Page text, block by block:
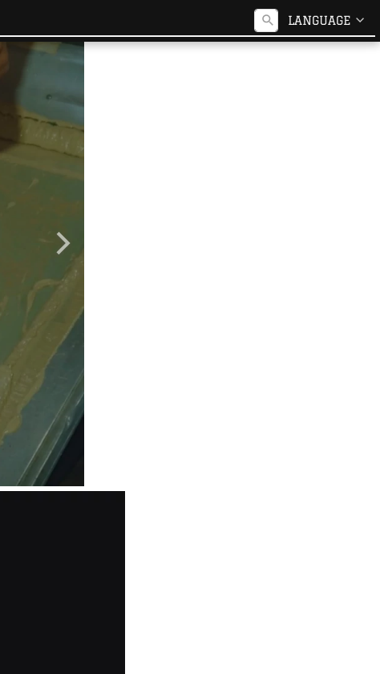
Search
LANGUAGE